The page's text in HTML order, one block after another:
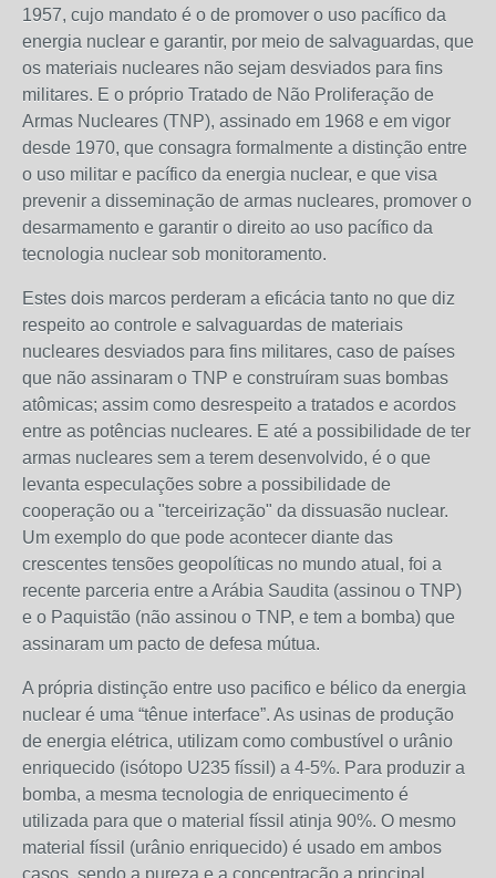
1957, cujo mandato é o de promover o uso pacífico da
energia nuclear e garantir, por meio de salvaguardas, que
os materiais nucleares não sejam desviados para fins
militares. E o próprio Tratado de Não Proliferação de
Armas Nucleares (TNP), assinado em 1968 e em vigor
desde 1970, que consagra formalmente a distinção entre
o uso militar e pacífico da energia nuclear, e que visa
prevenir a disseminação de armas nucleares, promover o
desarmamento e garantir o direito ao uso pacífico da
tecnologia nuclear sob monitoramento.
Estes dois marcos perderam a eficácia tanto no que diz
respeito ao controle e salvaguardas de materiais
nucleares desviados para fins militares, caso de países
que não assinaram o TNP e construíram suas bombas
atômicas; assim como desrespeito a tratados e acordos
entre as potências nucleares. E até a possibilidade de ter
armas nucleares sem a terem desenvolvido, é o que
levanta especulações sobre a possibilidade de
cooperação ou a "terceirização" da dissuasão nuclear.
Um exemplo do que pode acontecer diante das
crescentes tensões geopolíticas no mundo atual, foi a
recente parceria entre a Arábia Saudita (assinou o TNP)
e o Paquistão (não assinou o TNP, e tem a bomba) que
assinaram um pacto de defesa mútua.
A própria distinção entre uso pacifico e bélico da energia
nuclear é uma “tênue interface”. As usinas de produção
de energia elétrica, utilizam como combustível o urânio
enriquecido (isótopo U235 físsil) a 4-5%. Para produzir a
bomba, a mesma tecnologia de enriquecimento é
utilizada para que o material físsil atinja 90%. O mesmo
material físsil (urânio enriquecido) é usado em ambos
casos, sendo a pureza e a concentração a principal